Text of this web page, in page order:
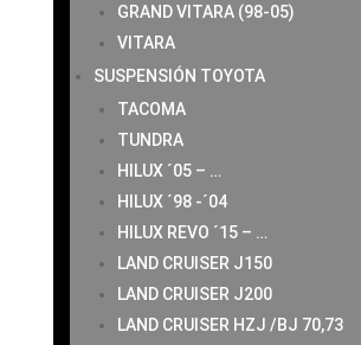
GRAND VITARA (98-05)
VITARA
SUSPENSIÓN TOYOTA
TACOMA
TUNDRA
HILUX ´05 – …
HILUX ´98 -´04
HILUX REVO ´15 – …
LAND CRUISER J150
LAND CRUISER J200
LAND CRUISER HZJ /BJ 70,73